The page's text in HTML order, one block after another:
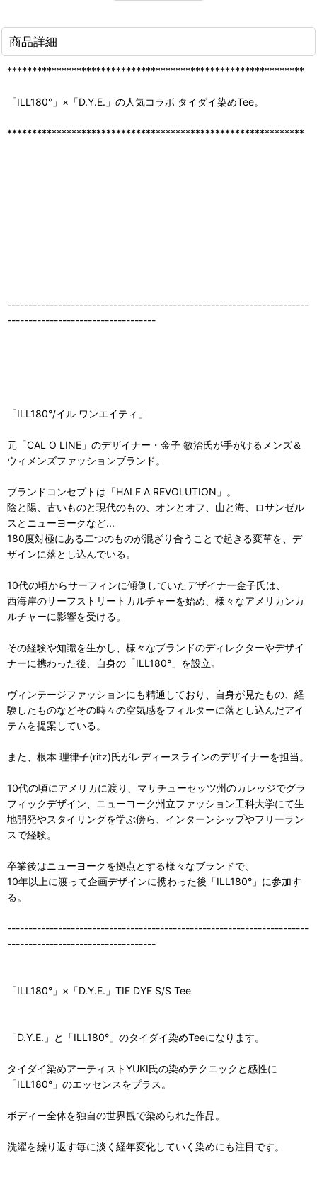
商品詳細
************************************************************
「ILL180°」×「D.Y.E.」の人気コラボ タイダイ染めTee。
************************************************************
-----------------------------------------------------------------------
-----------------------------------
「ILL180°/イル ワンエイティ」
元「CAL O LINE」のデザイナー・金子 敏治氏が手がけるメンズ＆
ウィメンズファッションブランド。
ブランドコンセプトは「HALF A REVOLUTION」。
陰と陽、古いものと現代のもの、オンとオフ、山と海、ロサンゼル
スとニューヨークなど...
180度対極にある二つのものが混ざり合うことで起きる変革を、デ
ザインに落とし込んでいる。
10代の頃からサーフィンに傾倒していたデザイナー金子氏は、
西海岸のサーフストリートカルチャーを始め、様々なアメリカンカ
ルチャーに影響を受ける。
その経験や知識を生かし、様々なブランドのディレクターやデザイ
ナーに携わった後、自身の「ILL180°」を設立。
ヴィンテージファッションにも精通しており、自身が見たもの、経
験したものなどその時々の空気感をフィルターに落とし込んだアイ
テムを提案している。
また、根本 理律子(ritz)氏がレディースラインのデザイナーを担当。
10代の頃にアメリカに渡り、マサチューセッツ州のカレッジでグラ
フィックデザイン、ニューヨーク州立ファッション工科大学にて生
地開発やスタイリングを学ぶ傍ら、インターンシップやフリーラン
スで経験。
卒業後はニューヨークを拠点とする様々なブランドで、
10年以上に渡って企画デザインに携わった後「ILL180°」に参加す
る。
-----------------------------------------------------------------------
-----------------------------------
「ILL180°」×「D.Y.E.」TIE DYE S/S Tee
「D.Y.E.」と「ILL180°」のタイダイ染めTeeになります。
タイダイ染めアーティストYUKI氏の染めテクニックと感性に
「ILL180°」のエッセンスをプラス。
ボディー全体を独自の世界観で染められた作品。
洗濯を繰り返す毎に淡く経年変化していく染めにも注目です。